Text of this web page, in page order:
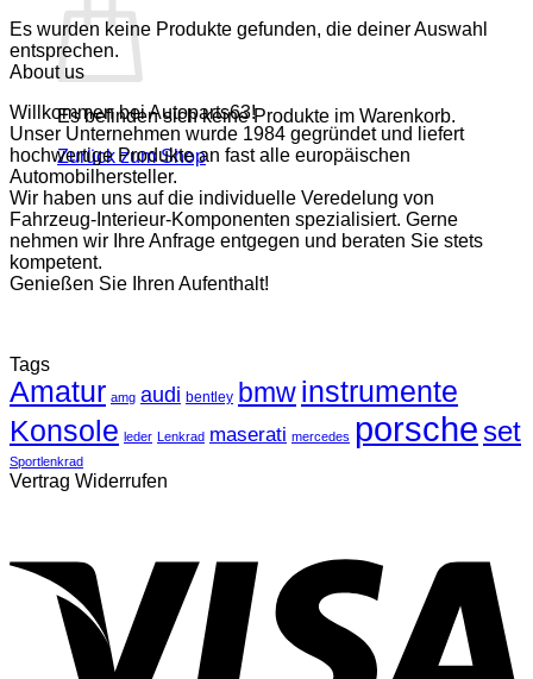
Es befinden sich keine Produkte im Warenkorb.
Zurück zum Shop
Es wurden keine Produkte gefunden, die deiner Auswahl
entsprechen.
About us
Willkommen bei Autoparts63!
Unser Unternehmen wurde 1984 gegründet und liefert
hochwertige Produkte an fast alle europäischen
Automobilhersteller.
Wir haben uns auf die individuelle Veredelung von
Fahrzeug-Interieur-Komponenten spezialisiert. Gerne
nehmen wir Ihre Anfrage entgegen und beraten Sie stets
kompetent.
Genießen Sie Ihren Aufenthalt!
Tags
Amatur amg audi bentley bmwinstrumente
Konsole leder Lenkrad maserati mercedes porsche set
Sportlenkrad
Vertrag Widerrufen